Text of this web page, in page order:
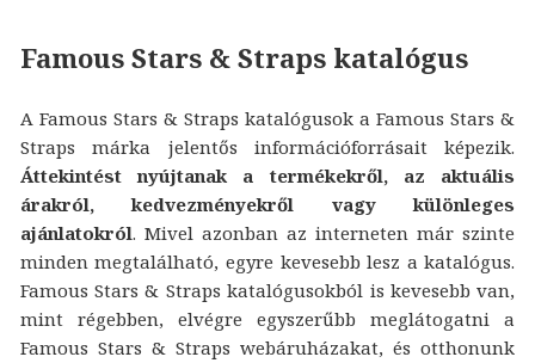
Famous Stars & Straps katalógus
A Famous Stars & Straps katalógusok a Famous Stars &
Straps márka jelentős információforrásait képezik.
Áttekintést nyújtanak a termékekről, az aktuális
árakról, kedvezményekről vagy különleges
ajánlatokról. Mivel azonban az interneten már szinte
minden megtalálható, egyre kevesebb lesz a katalógus.
Famous Stars & Straps katalógusokból is kevesebb van,
mint régebben, elvégre egyszerűbb meglátogatni a
Famous Stars & Straps webáruházakat, és otthonunk